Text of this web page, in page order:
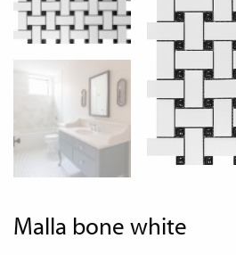
malla bone white